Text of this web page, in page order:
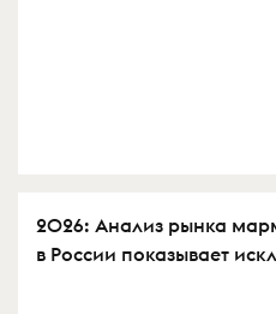
2026: Анализ рынка
в России показывает